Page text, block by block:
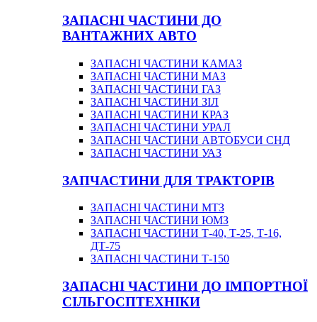
ЗАПАСНІ ЧАСТИНИ ДО
ВАНТАЖНИХ АВТО
ЗАПАСНІ ЧАСТИНИ КАМАЗ
ЗАПАСНІ ЧАСТИНИ МАЗ
ЗАПАСНІ ЧАСТИНИ ГАЗ
ЗАПАСНІ ЧАСТИНИ ЗІЛ
ЗАПАСНІ ЧАСТИНИ КРАЗ
ЗАПАСНІ ЧАСТИНИ УРАЛ
ЗАПАСНІ ЧАСТИНИ АВТОБУСИ СНД
ЗАПАСНІ ЧАСТИНИ УАЗ
ЗАПЧАСТИНИ ДЛЯ ТРАКТОРІВ
ЗАПАСНІ ЧАСТИНИ МТЗ
ЗАПАСНІ ЧАСТИНИ ЮМЗ
ЗАПАСНІ ЧАСТИНИ Т-40, Т-25, Т-16,
ДТ-75
ЗАПАСНІ ЧАСТИНИ Т-150
ЗАПАСНІ ЧАСТИНИ ДО ІМПОРТНОЇ
СІЛЬГОСПТЕХНІКИ